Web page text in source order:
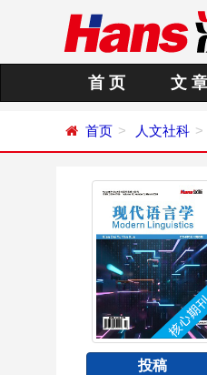
首 页 文 章
首页 人文社科
投稿